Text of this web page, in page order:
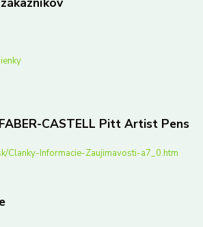
CASTELL Pitt Artist Pens
Clanky-Informacie-Zaujimavosti-a7_0.htm